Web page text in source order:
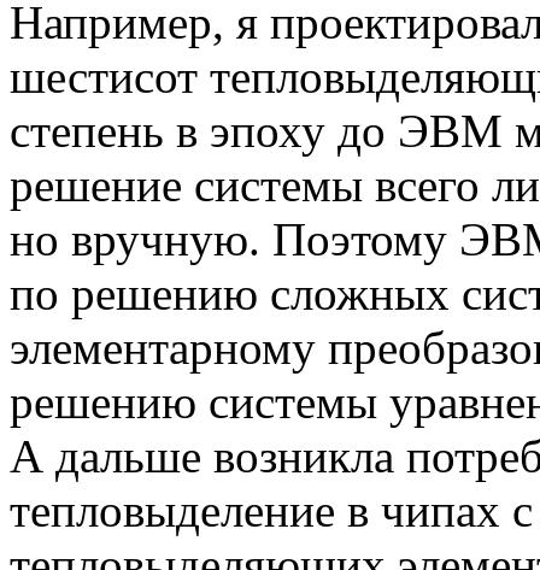
Например, я
шестисот
степень в эпоху до ЭВМ
решение системы всего
но вручную. Поэтому
по решению сложных
элементарному
решению системы
А дальше возникла
тепловыделение в чипах